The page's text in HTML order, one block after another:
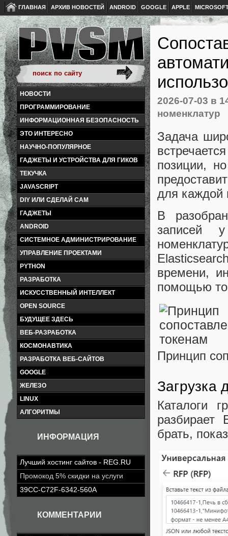
ГЛАВНАЯ АРХИВ НОВОСТЕЙ ANDROID GOOGLE APPLE
НОВОСТИ
ПРОГРАММИРОВАНИЕ
ИНФОРМАЦИОННАЯ БЕЗОПАСНОСТЬ
ЭТО ИНТЕРЕСНО
НАУЧНО-ПОПУЛЯРНОЕ
ГАДЖЕТЫ И УСТРОЙСТВА ДЛЯ ГИКОВ
ТЕКУЧКА
JAVASCRIPT
DIY ИЛИ СДЕЛАЙ САМ
ГАДЖЕТЫ
ANDROID
СИСТЕМНОЕ АДМИНИСТРИРОВАНИЕ
УПРАВЛЕНИЕ ПРОЕКТАМИ
PYTHON
РАЗРАБОТКА
ИСКУССТВЕННЫЙ ИНТЕЛЛЕКТ
OPEN SOURCE
БУДУЩЕЕ ЗДЕСЬ
ВЕБ-РАЗРАБОТКА
КОСМОНАВТИКА
РАЗРАБОТКА ВЕБ-САЙТОВ
GOOGLE
ЖЕЛЕЗО
LINUX
АЛГОРИТМЫ
ИНФОРМАЦИЯ
Лучший хостинг сайтов - REG.RU
Промокод 5% скидки на услуги
39CC-C72F-6342-560A
КОММЕНТАРИИ
2026-07-03 в
номенклатур
Задача
позиции,
для каждой
В
записей
времени,
помощью
Принцип
Загрузка
Каталоги
разбирает
брать,